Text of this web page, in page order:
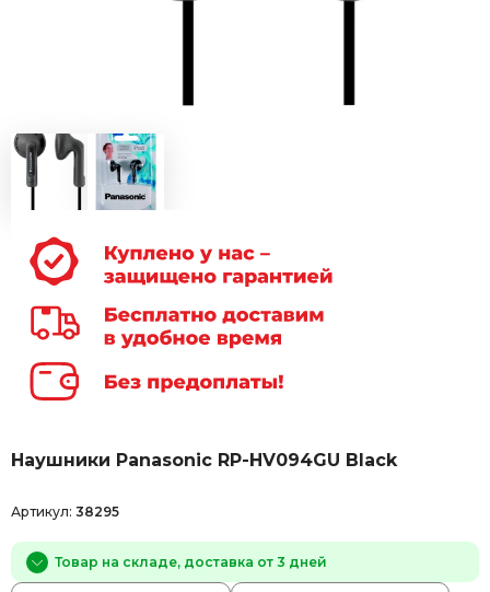
Наушники Panasonic RP-HV094GU Black
Артикул: 38295
Товар на складе, доставка от 3 дней